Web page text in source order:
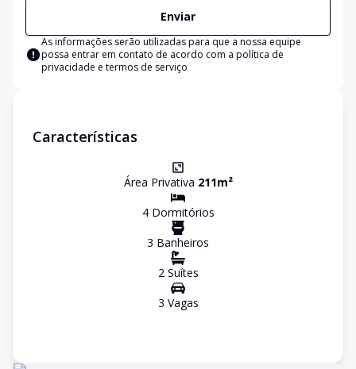
Enviar
As informações serão utilizadas para que a nossa equipe
possa entrar em contato de acordo com a política de
privacidade e termos de serviço
Características
Área Privativa 211m²
4Dormitórios
3 Banheiros
2Suítes
3 Vagas